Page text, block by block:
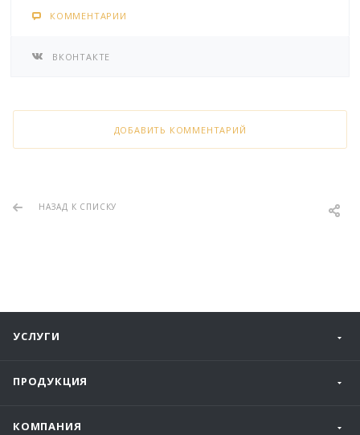
КОММЕНТАРИИ
ВКОНТАКТЕ
ДОБАВИТЬ КОММЕНТАРИЙ
НАЗАД К СПИСКУ
УСЛУГИ
ПРОДУКЦИЯ
КОМПАНИЯ